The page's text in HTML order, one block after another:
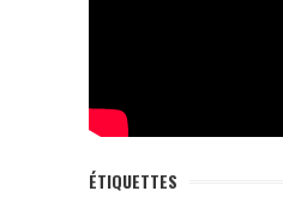
ÉTIQUETTES